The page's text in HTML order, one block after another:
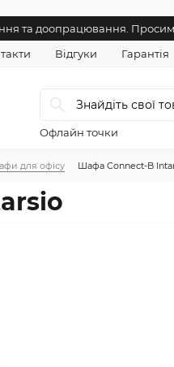
та доопрацювання.
Відгуки Гарантія
Офлайн точки
для офісу Шафа Connect-B